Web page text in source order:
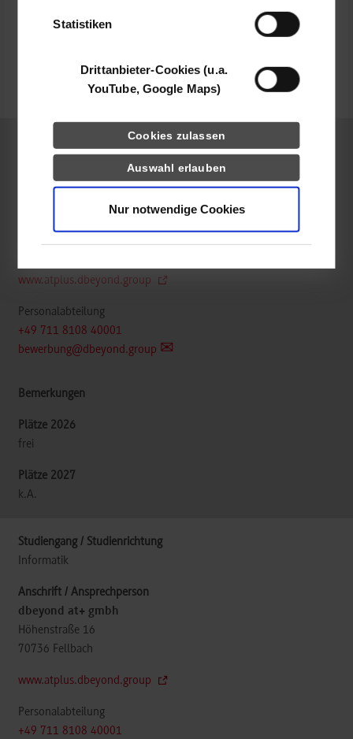
Statistiken
Drittanbieter-Cookies (u.a.
YouTube, Google Maps)
Cookies zulassen
Auswahl erlauben
Nur notwendige Cookies
Informatik / Cyber Security
dbeyond at+ gmbh
Höhenstraße 16
70736 Fellbach
www.atplus.dbeyond.group
Personalabteilung
+49 711 8108 40001
bewerbung@dbeyond.group
frei
k.A.
Informatik
dbeyond at+ gmbh
Höhenstraße 16
70736 Fellbach
www.atplus.dbeyond.group
Personalabteilung
+49 711 8108 40001